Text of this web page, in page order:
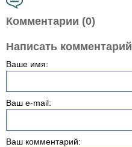
Комментарии (0)
Написать комментарий
Ваше имя:
Ваш e-mail:
Ваш комментарий: